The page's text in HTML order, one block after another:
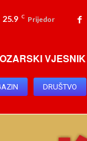
25.9 C Prijedor
VJESNIK
DRUŠTVO